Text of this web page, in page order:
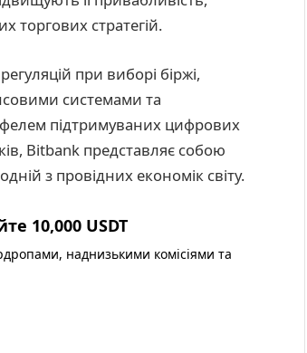
торгових стратегій.
при виборі біржі,
системами та
підтримуваних цифрових
Bitbank представляє собою
з провідних економік світу.
10,000 USDT
наднизькими комісіями та